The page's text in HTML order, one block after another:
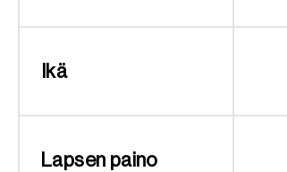
Ikä
Lapsen paino